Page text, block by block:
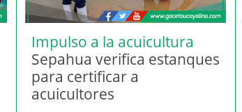
Impulso a la acuicultura
Sepahua verifica estanques
para certificar a
acuicultores